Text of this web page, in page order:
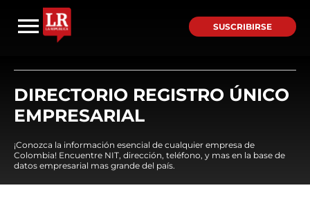
SUSCRIBIRSE
DIRECTORIO REGISTRO ÚNICO
EMPRESARIAL
¡Conozca la información esencial de cualquier empresa de
Colombia! Encuentre NIT, dirección, teléfono, y mas en la base de
datos empresarial mas grande del país.